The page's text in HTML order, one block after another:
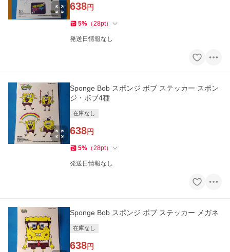
638円
5% （28pt）
発送日情報なし
Sponge Bob スポンジ ボブ ステッカー スポン
ジ・ボブ4種
在庫なし
638円
5% （28pt）
発送日情報なし
Sponge Bob スポンジ ボブ ステッカー メガネ
在庫なし
638円